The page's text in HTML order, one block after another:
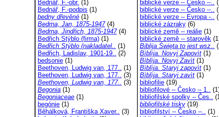
Bednář, F.-obr. (1)
Bednář, F.-podpis (1)
bedny dřevěné (1)
Bedrna, Jan, 1875-1947(4)
Bedrna, Jindřich, 1875-1947(4)
Bedřich Stýblo (firma) (1)
Bedřich Stýblo (nakladatel.. (1)
Bedřich, Ladislav, 1901-19.. (2)
bedsonie (1)
Beethoven, Ludwig van, 177.. (1)
Beethoven, Ludwig van, 177.. (3)
Beethoven, Ludwig van, 177.. (3)
Begonia (1)
Begoniaceae (1)
begónie (1)
Běhálková, Františka Xaver.. (3)
biblické verze -- Česko --..
biblické verze -- Česko --..
biblické verze -- Evropa -..
biblické zázraky (6)
biblické země -- reálie (1)
biblické země -- starověk
Biblija Święta to jest wsz..
Bìblìja. Novyj Zapovìt (1)
Bìblìja. Novyj Zavìt (1)
Bìblìja. Staryj zapovìt (1)
Bìblìja. Staryj zavìt (1)
bibliofilie (19)
bibliofilové -- Česko -- 1..
bibliofilské spolky -- Čes..
bibliofilské tisky (19)
bibliofilství -- Česko --.. (1)